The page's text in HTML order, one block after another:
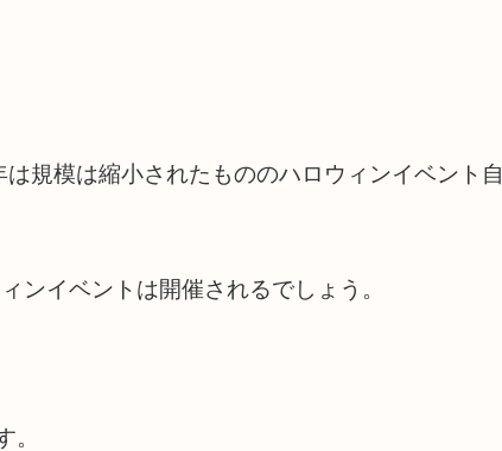
規模は縮小されたもののハロウィンイベント自
ンイベントは開催されるでしょう。
。